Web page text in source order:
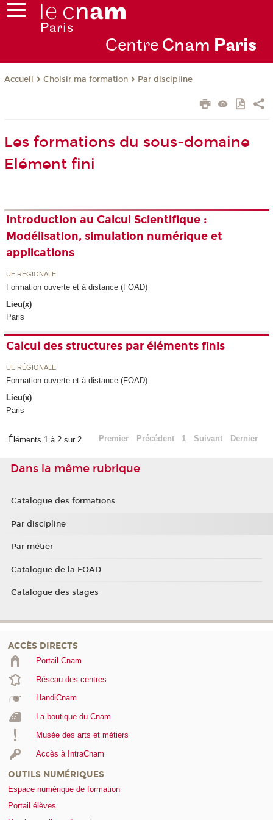
Centre Cnam Paris
Accueil Choisir ma formation Par discipline
Les formations du sous-domaine
Elément fini
Introduction au Calcul Scientifique :
Modélisation, simulation numérique et
applications
UE RÉGIONALE
Formation ouverte et à distance (FOAD)
Lieu(x)
Paris
Calcul des structures par éléments finis
UE RÉGIONALE
Formation ouverte et à distance (FOAD)
Lieu(x)
Paris
Éléments 1 à 2 sur 2 Premier Précédent 1 Suivant Dernier
Dans la même rubrique
Catalogue des formations
Par discipline
Par métier
Catalogue de la FOAD
Catalogue des stages
ACCÈS DIRECTS
Portail Cnam
Réseau des centres
HandiCnam
La boutique du Cnam
Musée des arts et métiers
Accès à IntraCnam
OUTILS NUMÉRIQUES
Espace numérique de formation
Portail élèves